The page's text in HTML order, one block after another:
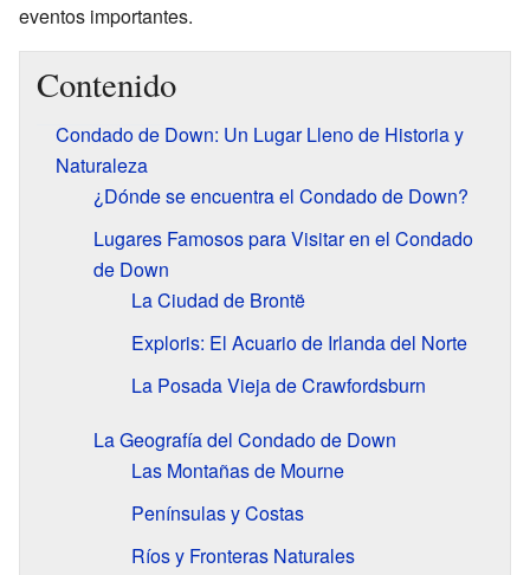
eventos importantes.
Contenido
Condado de Down: Un Lugar Lleno de Historia y
Naturaleza
¿Dónde se encuentra el Condado de Down?
Lugares Famosos para Visitar en el Condado
de Down
La Ciudad de Brontë
Exploris: El Acuario de Irlanda del Norte
La Posada Vieja de Crawfordsburn
La Geografía del Condado de Down
Las Montañas de Mourne
Penínsulas y Costas
Ríos y Fronteras Naturales